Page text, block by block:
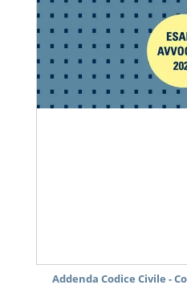
Addenda Codice Civile -